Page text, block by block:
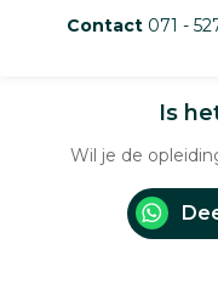
Contact 071 -
Is
Wil je de